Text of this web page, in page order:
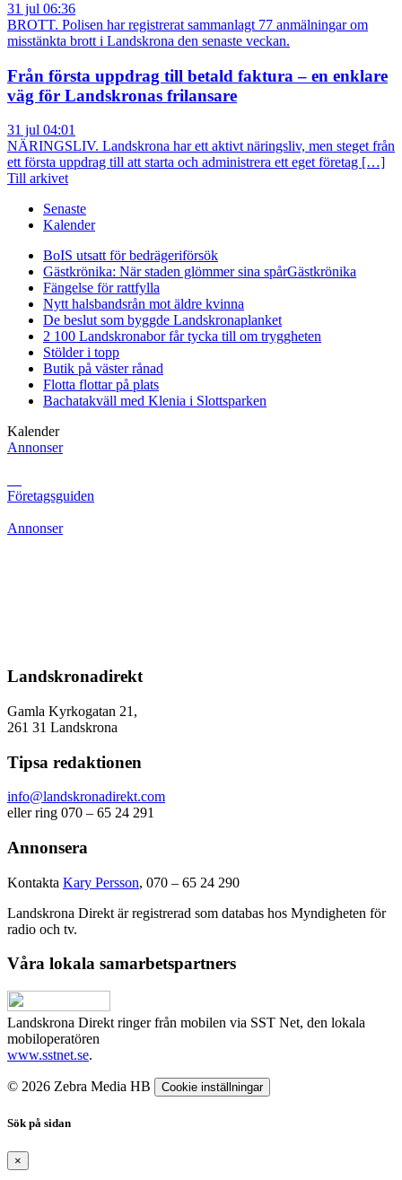
31 jul 06:36
BROTT. Polisen har registrerat sammanlagt 77 anmälningar om
misstänkta brott i Landskrona den senaste veckan.
Från första uppdrag till betald faktura – en enklare
väg för Landskronas frilansare
31 jul 04:01
NÄRINGSLIV. Landskrona har ett aktivt näringsliv, men steget från
ett första uppdrag till att starta och administrera ett eget företag […]
Till arkivet
Senaste
Kalender
BoIS utsatt för bedrägeriförsök
Gästkrönika: När staden glömmer sina spårGästkrönika
Fängelse för rattfylla
Nytt halsbandsrån mot äldre kvinna
De beslut som byggde Landskronaplanket
2 100 Landskronabor får tycka till om tryggheten
Stölder i topp
Butik på väster rånad
Flotta flottar på plats
Bachatakväll med Klenia i Slottsparken
Kalender
Annonser
Företagsguiden
Annonser
Landskronadirekt
Gamla Kyrkogatan 21,
261 31 Landskrona
Tipsa redaktionen
info@landskronadirekt.com
eller ring 070 – 65 24 291
Annonsera
Kontakta Kary Persson, 070 – 65 24 290
Landskrona Direkt är registrerad som databas hos Myndigheten för
radio och tv.
Våra lokala samarbetspartners
Landskrona Direkt ringer från mobilen via SST Net, den lokala
mobiloperatören
www.sstnet.se.
© 2026 Zebra Media HB Cookie inställningar
Sök på sidan
×